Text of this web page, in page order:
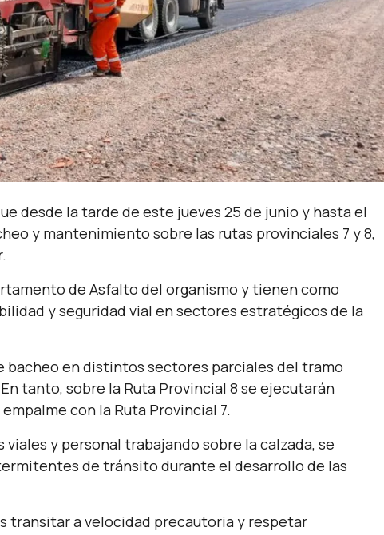
desde la tarde de este jueves 25 de junio y hasta el
y mantenimiento sobre las rutas provinciales 7 y 8,
de Asfalto del organismo y tienen como
y seguridad vial en sectores estratégicos de la
bacheo en distintos sectores parciales del tramo
tanto, sobre la Ruta Provincial 8 se ejecutarán
con la Ruta Provincial 7.
y personal trabajando sobre la calzada, se
de tránsito durante el desarrollo de las
transitar a velocidad precautoria y respetar